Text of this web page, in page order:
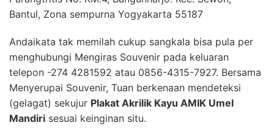
Bantul, Zona sempurna Yogyakarta 55187
Andaikata tak memilah cukup sangkala bisa pula per
menghubungi Mengiras Souvenir pada keluaran
telepon -274 4281592 atau 0856-4315-7927. Bersama
Menyerupai Souvenir, Tuan berkenaan mendeteksi
(gelagat) sekujur Plakat Akrilik Kayu AMIK Umel
Mandiri sesuai keinginan situ.